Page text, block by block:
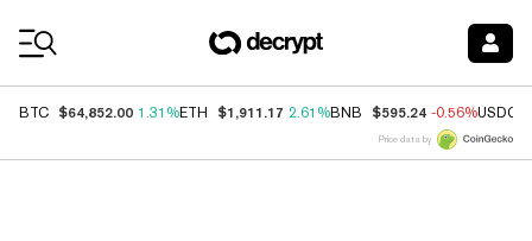
BTC $64,852.00 1.31%ETH $1,911.17 2.61%BNB $595.24 -0.56%USDC
Price data by